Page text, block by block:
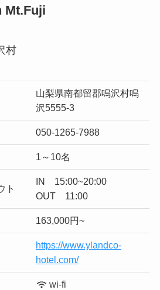
Mt.Fuji
村
山梨県南都留郡鳴沢村鳴
沢5555-3
050-1265-7988
1～10名
ト
IN 15:00~20:00
OUT 11:00
163,000円~
https://www.ylandco-
hotel.com/
wi-fi